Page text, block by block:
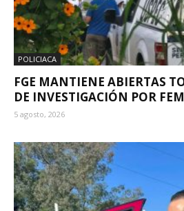
POLICIACA
FGE MANTIENE ABIERTAS
DE INVESTIGACIÓN POR
5 agosto, 2026